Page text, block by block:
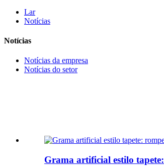
Lar
Notícias
Notícias
Notícias da empresa
Notícias do setor
Grama artificial estilo